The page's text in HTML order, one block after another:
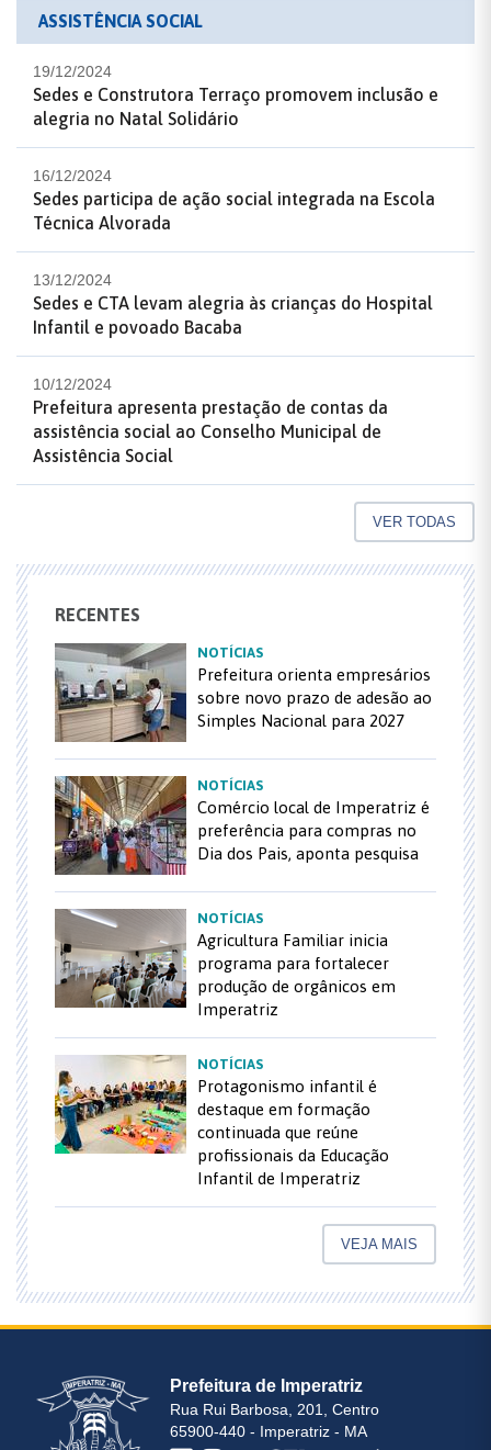
ASSISTÊNCIA SOCIAL
19/12/2024
Sedes e Construtora Terraço promovem inclusão e
alegria no Natal Solidário
16/12/2024
Sedes participa de ação social integrada na Escola
Técnica Alvorada
13/12/2024
Sedes e CTA levam alegria às crianças do Hospital
Infantil e povoado Bacaba
10/12/2024
Prefeitura apresenta prestação de contas da
assistência social ao Conselho Municipal de
Assistência Social
VER TODAS
RECENTES
NOTÍCIAS
Prefeitura orienta empresários
sobre novo prazo de adesão ao
Simples Nacional para 2027
NOTÍCIAS
Comércio local de Imperatriz é
preferência para compras no
Dia dos Pais, aponta pesquisa
NOTÍCIAS
Agricultura Familiar inicia
programa para fortalecer
produção de orgânicos em
Imperatriz
NOTÍCIAS
Protagonismo infantil é
destaque em formação
continuada que reúne
profissionais da Educação
Infantil de Imperatriz
VEJA MAIS
Prefeitura de Imperatriz
Rua Rui Barbosa, 201, Centro
65900-440 - Imperatriz - MA